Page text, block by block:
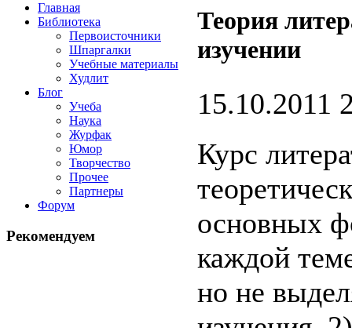
Главная
Библиотека
Первоисточники
Шпаргалки
Учебные материалы
Худлит
Блог
Учеба
Наука
Журфак
Юмор
Творчество
Прочее
Партнеры
Форум
Рекомендуем
Теория
изучении
15.10.2011
Курс
основных
каждой
но не